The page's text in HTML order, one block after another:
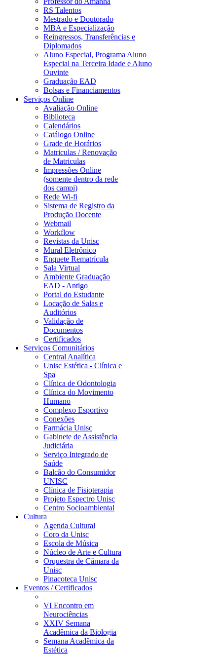
RS Talentos
Mestrado e Doutorado
MBA e Especialização
Reingressos, Transferências e
Diplomados
Aluno Especial, Programa Aluno
Especial na Terceira Idade e Aluno
Ouvinte
Graduação EAD
Bolsas e Financiamentos
Serviços Online
Avaliação Online
Biblioteca
Calendários
Catálogo Online
Grade de Horários
Matriculas / Renovação
de Matriculas
Impressões Online
(somente dentro da rede
dos campi)
Rede Wi-fi
Sistema de Registro da
Produção Docente
Webmail
Workflow
Revistas da Unisc
Mural Eletrônico
Enquete Rematrícula
Sala Virtual
Ambiente Graduação
EAD - Antigo
Portal do Estudante
Locação de Salas e
Auditórios
Validação de
Documentos
Certificados
Serviços Comunitários
Central Analítica
Unisc Estética - Clínica e
Spa
Clínica de Odontologia
Clínica do Movimento
Humano
Complexo Esportivo
Conexões
Farmácia Unisc
Gabinete de Assistência
Judiciária
Serviço Integrado de
Saúde
Balcão do Consumidor
UNISC
Clínica de Fisioterapia
Projeto Espectro Unisc
Centro Socioambiental
Cultura
Agenda Cultural
Coro da Unisc
Escola de Música
Núcleo de Arte e Cultura
Orquestra de Câmara da
Unisc
Pinacoteca Unisc
Eventos / Certificados
VI Encontro em
Neurociências
XXIV Semana
Acadêmica da Biologia
Semana Acadêmica da
Estética